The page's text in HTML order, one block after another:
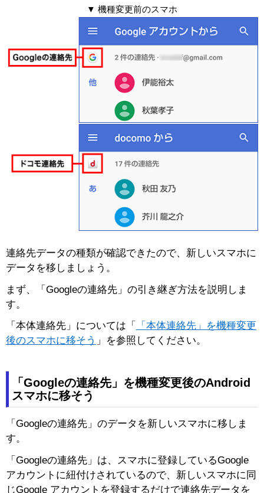
▼ 機種変更前のスマホ
連絡先データの種類が確認できたので、新しいスマホに
データを移しましょう。
まず、「Googleの連絡先」の引き継ぎ方法を説明しま
す。
「本体連絡先」については「
「本体連絡先」を機種変更
後のスマホに移そう 」を参照してください。
「Googleの連絡先」を機種変更後のAndroid
スマホに移そう
「Googleの連絡先」のデータを新しいスマホに移しま
す。
「Googleの連絡先」は、スマホに登録しているGoogle
アカウントに紐付けされているので、新しいスマホに同
じGoogle アカウントを登録するだけで連絡先データを